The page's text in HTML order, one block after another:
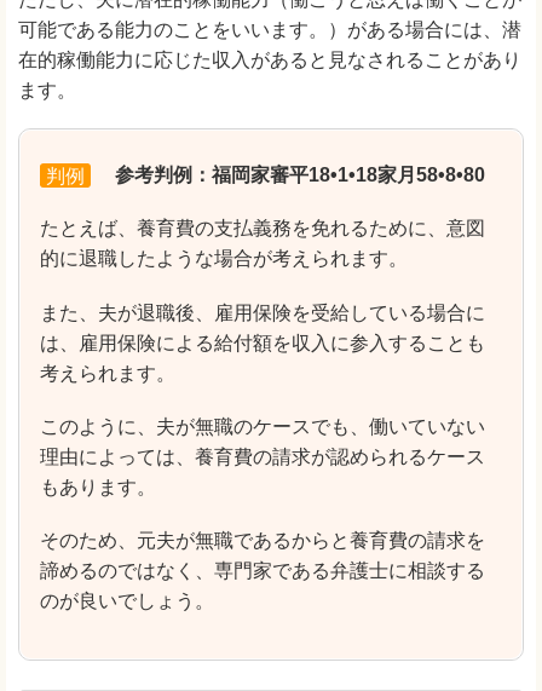
可能である能力のことをいいます。）がある場合には、潜
在的稼働能力に応じた収入があると見なされることがあり
ます。
判例 参考判例：福岡家審平18•1•18家月58•8•80
たとえば、養育費の支払義務を免れるために、意図
的に退職したような場合が考えられます。
また、夫が退職後、雇用保険を受給している場合に
は、雇用保険による給付額を収入に参入することも
考えられます。
このように、夫が無職のケースでも、働いていない
理由によっては、養育費の請求が認められるケース
もあります。
そのため、元夫が無職であるからと養育費の請求を
諦めるのではなく、専門家である弁護士に相談する
のが良いでしょう。